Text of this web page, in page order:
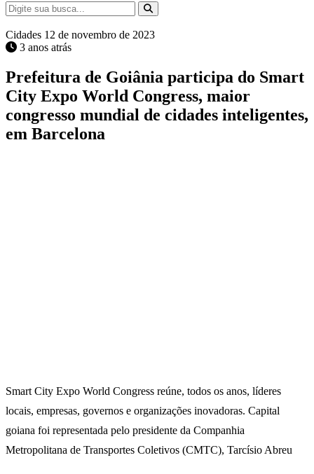
Cidades 12 de novembro de 2023
3 anos atrás
Prefeitura de Goiânia participa do Smart
City Expo World Congress, maior
congresso mundial de cidades inteligentes,
em Barcelona
Smart City Expo World Congress reúne, todos os anos, líderes
locais, empresas, governos e organizações inovadoras. Capital
goiana foi representada pelo presidente da Companhia
Metropolitana de Transportes Coletivos (CMTC), Tarcísio Abreu